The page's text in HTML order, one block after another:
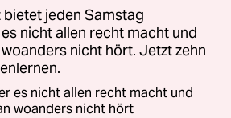
bietet jeden Samstag
nicht allen recht macht und
nicht hört. Jetzt zehn
es nicht allen recht macht und
woanders nicht hört